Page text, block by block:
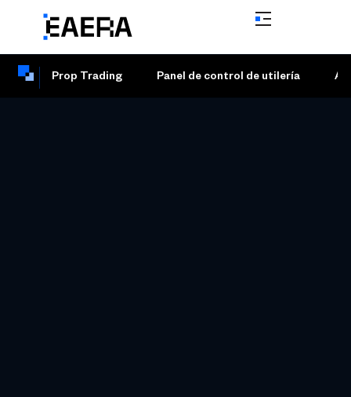
Prop Trading Panel de control de utilería